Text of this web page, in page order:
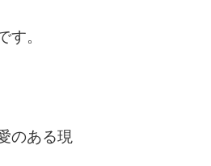
す。
のある現